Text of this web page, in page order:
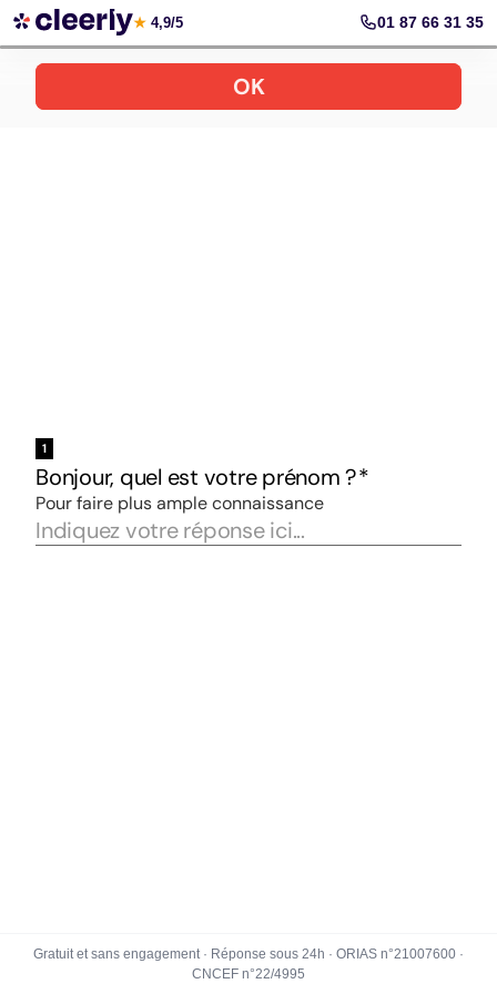
Votre simulation gratuite et personnalisée
★ 4,9/5 01 87 66 31 35
Gratuit et sans engagement · Réponse sous 24h · ORIAS n°21007600 ·
CNCEF n°22/4995